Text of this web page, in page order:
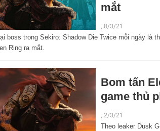
mắt
, 8/3/21
boss trong Sekiro: Shadow Die Twice mỗi ngày là
Ring ra mắt.
Bom tấn
game thủ
, 2/3/21
Theo leaker Dusk